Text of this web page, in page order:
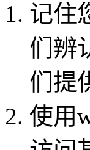
记住
们辨
们提
使用